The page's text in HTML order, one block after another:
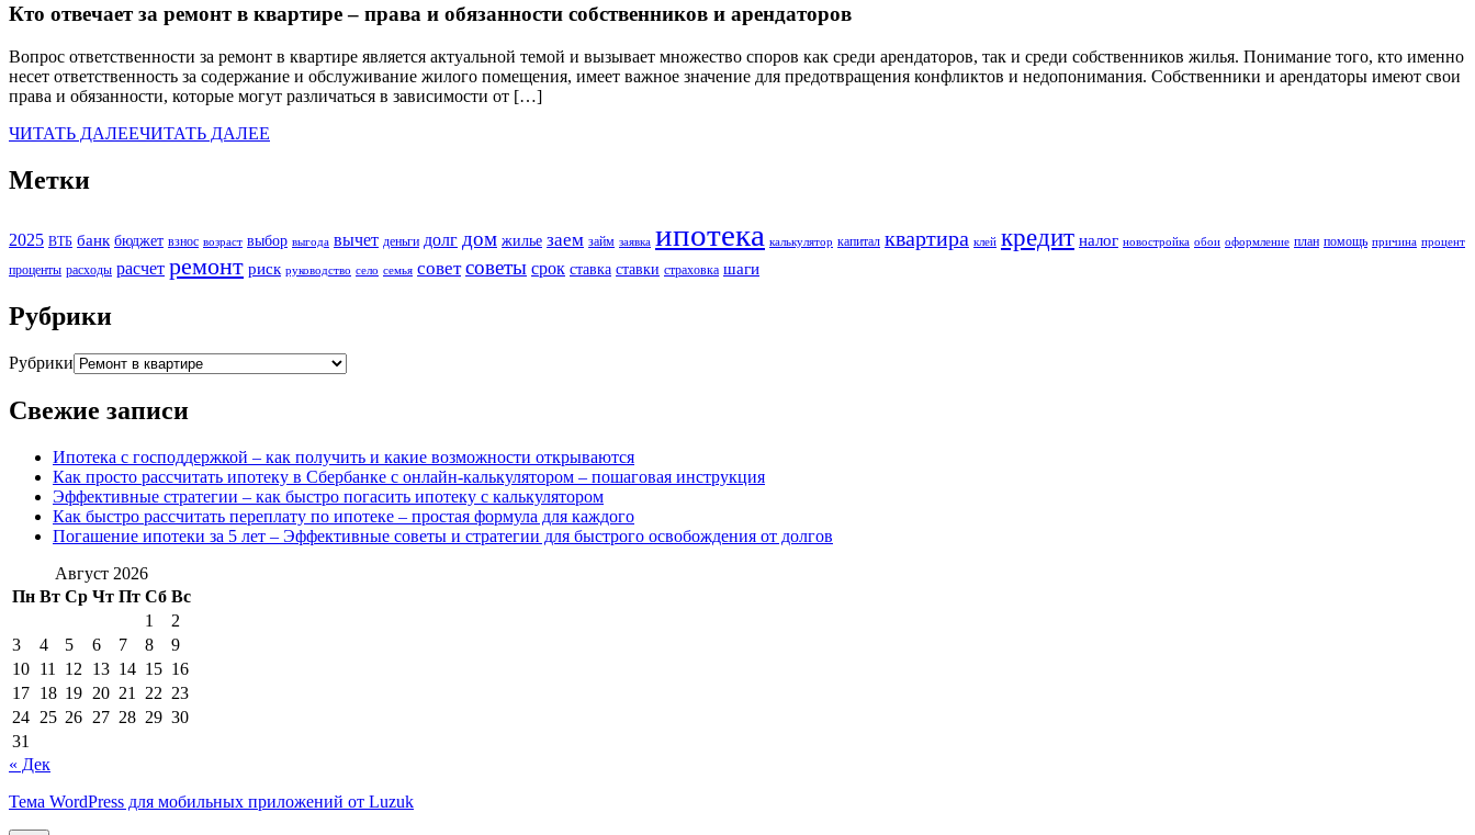
Кто отвечает за ремонт в квартире – права и обязанности собственников и арендаторов
Вопрос ответственности за ремонт в квартире является актуальной темой и вызывает множество споров как среди арендаторов, так и среди собственников жилья. Понимание того, кто именно
несет ответственность за содержание и обслуживание жилого помещения, имеет важное значение для предотвращения конфликтов и недопонимания. Собственники и арендаторы имеют свои
права и обязанности, которые могут различаться в зависимости от […]
ЧИТАТЬ ДАЛЕЕЧИТАТЬ ДАЛЕЕ
Метки
2025 ВТБ банк бюджет взнос возраст выбор выгода вычет деньги долг дом жилье заем займ заявка ипотека калькулятор капитал квартира клей кредит налог новостройка обои оформление план помощь причина процент
проценты расходы расчет ремонт риск руководство село семья совет советы срок ставка ставки страховка шаги
Рубрики
Рубрики
Свежие записи
Ипотека с господдержкой – как получить и какие возможности открываются
Как просто рассчитать ипотеку в Сбербанке с онлайн-калькулятором – пошаговая инструкция
Эффективные стратегии – как быстро погасить ипотеку с калькулятором
Как быстро рассчитать переплату по ипотеке – простая формула для каждого
Погашение ипотеки за 5 лет – Эффективные советы и стратегии для быстрого освобождения от долгов
Август 2026
Пн Вт Ср Чт Пт Сб Вс
1
2
3
4 5 6 7 8
9
10 11 12 13 14 15 16
17 18 19 20 21 22 23
24 25 26 27 28 29 30
31
« Дек
Тема WordPress для мобильных приложений от Luzuk